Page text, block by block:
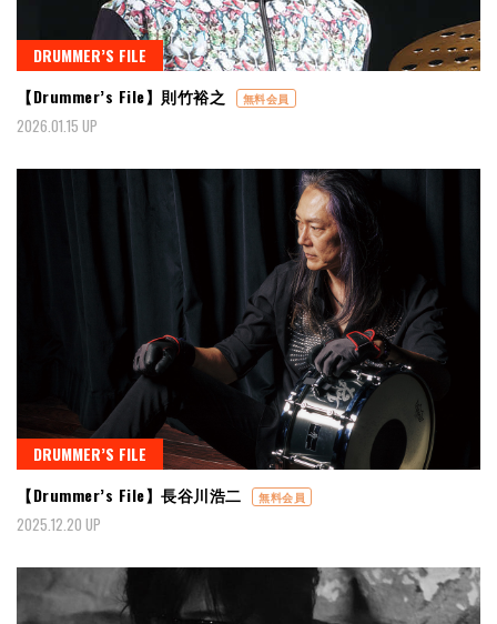
DRUMMER’S FILE
【Drummer’s File】則竹裕之
無料会員
2026.01.15 UP
DRUMMER’S FILE
【Drummer’s File】長谷川浩二
無料会員
2025.12.20 UP